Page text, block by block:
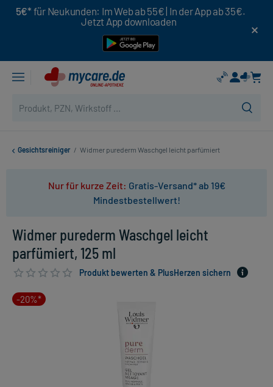
5€* für Neukunden: Im Web ab 55€ | In der App ab 35€.
Jetzt App downloaden
Gesichtsreiniger / Widmer purederm Waschgel leicht parfümiert
Nur für kurze Zeit: Gratis-Versand* ab 19€
Mindestbestellwert!
Widmer purederm Waschgel leicht
parfümiert, 125 ml
Produkt bewerten & PlusHerzen sichern
-20%*